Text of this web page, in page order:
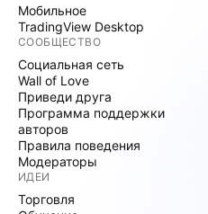
Мобильное
TradingView Desktop
СООБЩЕСТВО
Социальная сеть
Wall of Love
Приведи друга
Программа поддержки
авторов
Правила поведения
Модераторы
ИДЕИ
Торговля